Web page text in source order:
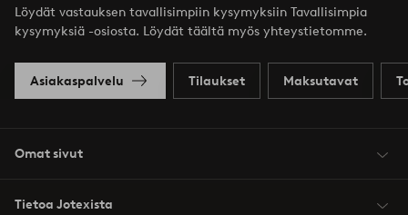
Löydät vastauksen tavallisimpiin kysymyksiin Tavallisimpia
kysymyksiä -osiosta. Löydät täältä myös yhteystietomme.
Asiakaspalvelu Tilaukset Maksutavat
Omat sivut
Tietoa Jotexista